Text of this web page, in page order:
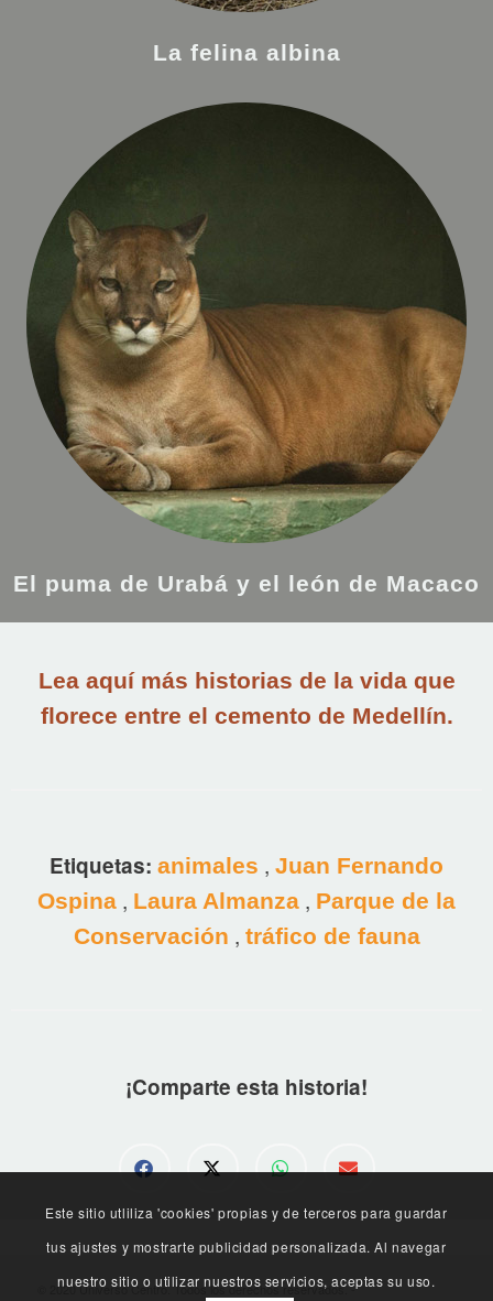
La felina albina
El puma de Urabá y el león de Macaco
Lea aquí más historias de la vida que
florece entre el cemento de Medellín.
Etiquetas: animales , Juan Fernando
Ospina , Laura Almanza , Parque de la
Conservación , tráfico de fauna
¡Comparte esta historia!
© 2020 Universo Centro. Todos los derechos reservados. -
Este sitio utliliza 'cookies' propias y de terceros para guardar
tus ajustes y mostrarte publicidad personalizada. Al navegar
nuestro sitio o utilizar nuestros servicios, aceptas su uso.